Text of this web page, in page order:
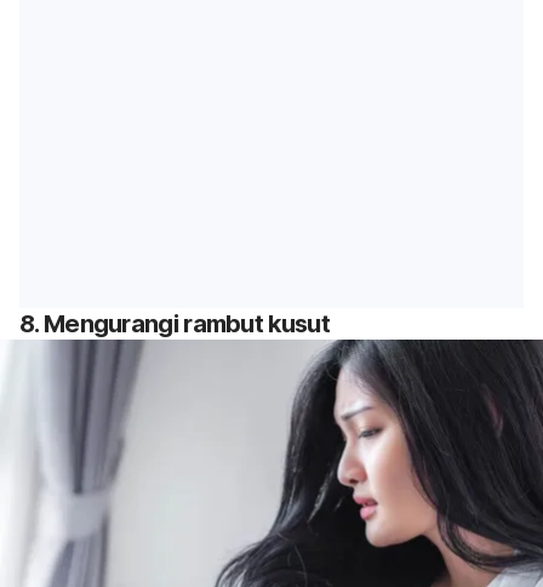
8. Mengurangi rambut kusut